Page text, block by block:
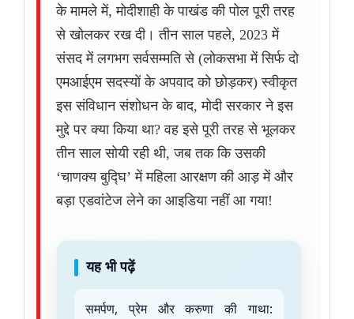
के मामले में, मोदीशाही के पाखंड की पोल पूरी तरह
से खोलकर रख दी। तीन साल पहले, 2023 में
संसद में लगभग सर्वसम्मति से (लोकसभा में सिर्फ दो
एमआईएम सदस्यों के अपवाद को छोड़कर) स्वीकृत
इस संविधान संशोधन के बाद, मोदी सरकार ने इस
मुद्दे पर क्या किया था? वह इसे पूरी तरह से भूलकर
तीन साल सोयी रही थी, जब तक कि उसकी
‘चाणक्य बुद्घि’ में महिला आरक्षण की आड़ में और
बड़ा एडवांटेज लेने का आइडिया नहीं आ गया!
यह भी पढ़ें
समर्पण, प्रेम और करुणा की गाथा: